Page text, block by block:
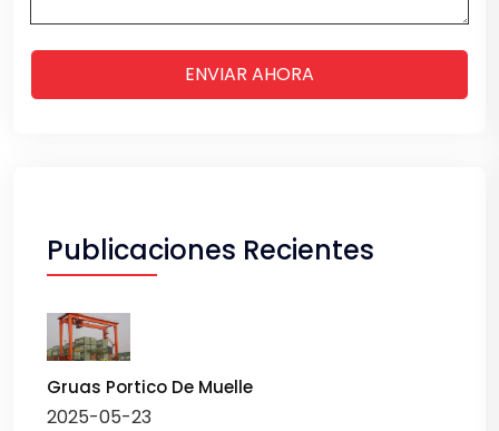
ENVIAR AHORA
Publicaciones Recientes
Gruas Portico De Muelle​
2025-05-23